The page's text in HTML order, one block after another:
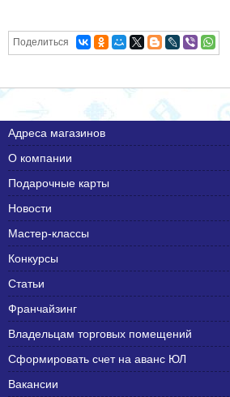
Поделиться
Адреса магазинов
О компании
Подарочные карты
Новости
Мастер-классы
Конкурсы
Статьи
Франчайзинг
Владельцам торговых помещений
Сформировать счет на аванс ЮЛ
Вакансии